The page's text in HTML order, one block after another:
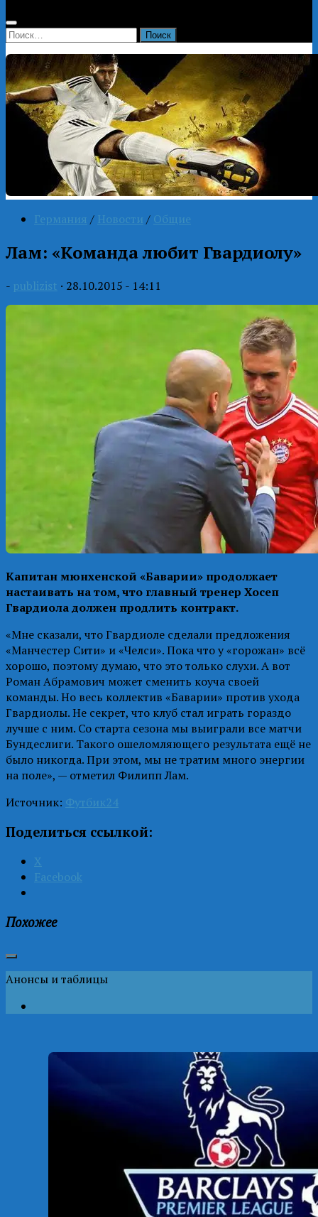
Найти:
Германия / Новости / Общие
Лам: «Команда любит Гвардиолу»
- publizist · 28.10.2015 - 14:11
Капитан мюнхенской «Баварии» продолжает
настаивать на том, что главный тренер Хосеп
Гвардиола должен продлить контракт.
«Мне сказали, что Гвардиоле сделали предложения
«Манчестер Сити» и «Челси». Пока что у «горожан» всё
хорошо, поэтому думаю, что это только слухи. А вот
Роман Абрамович может сменить коуча своей
команды. Но весь коллектив «Баварии» против ухода
Гвардиолы. Не секрет, что клуб стал играть гораздо
лучше с ним. Со старта сезона мы выиграли все матчи
Бундеслиги. Такого ошеломляющего результата ещё не
было никогда. При этом, мы не тратим много энергии
на поле», — отметил Филипп Лам.
Источник: Футбик24
Поделиться ссылкой:
X
Facebook
Похожее
Анонсы и таблицы